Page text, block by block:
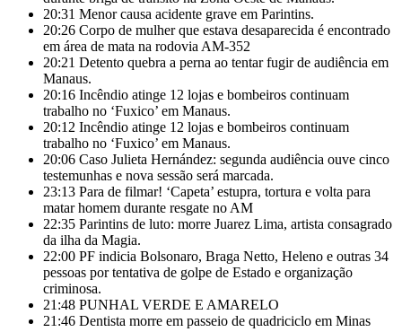
20:31 Menor causa acidente grave em Parintins.
20:26 Corpo de mulher que estava desaparecida é encontrado
em área de mata na rodovia AM-352
20:21 Detento quebra a perna ao tentar fugir de audiência em
Manaus.
20:16 Incêndio atinge 12 lojas e bombeiros continuam
trabalho no ‘Fuxico’ em Manaus.
20:12 Incêndio atinge 12 lojas e bombeiros continuam
trabalho no ‘Fuxico’ em Manaus.
20:06 Caso Julieta Hernández: segunda audiência ouve cinco
testemunhas e nova sessão será marcada.
23:13 Para de filmar! ‘Capeta’ estupra, tortura e volta para
matar homem durante resgate no AM
22:35 Parintins de luto: morre Juarez Lima, artista consagrado
da ilha da Magia.
22:00 PF indicia Bolsonaro, Braga Netto, Heleno e outras 34
pessoas por tentativa de golpe de Estado e organização
criminosa.
21:48 PUNHAL VERDE E AMARELO
21:46 Dentista morre em passeio de quadriciclo em Minas